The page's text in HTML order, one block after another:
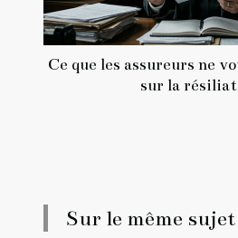
Ce que les assureurs ne
sur la
Sur le même sujet